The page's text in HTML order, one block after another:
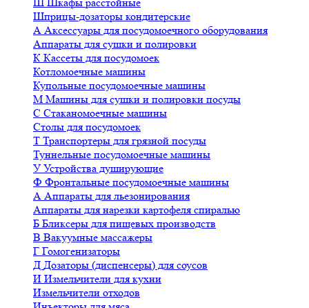
Шприцы-дозаторы кондитерские
А Аксессуары для посудомоечного оборудования
Аппараты для сушки и полировки
К Кассеты для посудомоек
Котломоечные машины
Купольные посудомоечные машины
М Машины для сушки и полировки посуды
С Стаканомоечные машины
Столы для посудомоек
Т Транспортеры для грязной посуды
Туннельные посудомоечные машины
У Устройства душирующие
Ф Фронтальные посудомоечные машины
А Аппараты для льезонирования
Аппараты для нарезки картофеля спиралью
Б Бликсеры для пищевых производств
В Вакуумные массажеры
Г Гомогенизаторы
Д Дозаторы (диспенсеры) для соусов
И Измельчители для кухни
Измельчители отходов